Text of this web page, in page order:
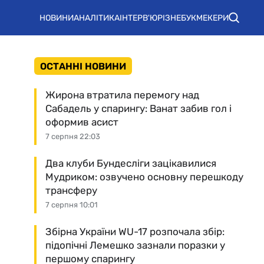
НОВИНИАНАЛІТИКАІНТЕРВ'ЮРІЗНЕБУКМЕКЕРИ
ОСТАННІ НОВИНИ
7 серпня 22:03
Жирона втратила перемогу над
Сабадель у спарингу: Ванат забив гол і
оформив асист
7 серпня 10:01
Два клуби Бундесліги зацікавилися
Мудриком: озвучено основну перешкоду
трансферу
Збірна України WU-17 розпочала збір:
підопічні Лемешко зазнали поразки у
першому спарингу